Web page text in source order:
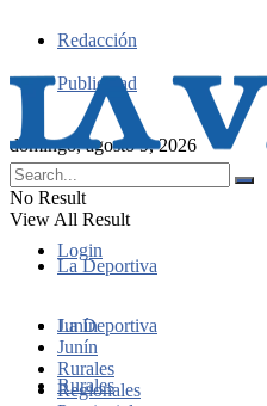
Redacción
Publicidad
domingo, agosto 9, 2026
Login
No Result
View All Result
La Deportiva
Junín
Rurales
La Deportiva
Junín
Rurales
Regionales